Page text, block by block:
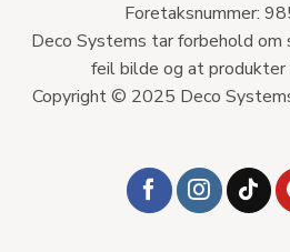
Foretaksnummer:
Deco Systems tar forbehold om
feil bilde og at
Copyright © 2025 Deco